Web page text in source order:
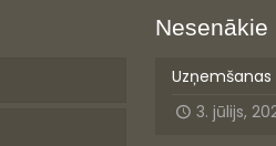
Nesenākie
3. jūlijs,